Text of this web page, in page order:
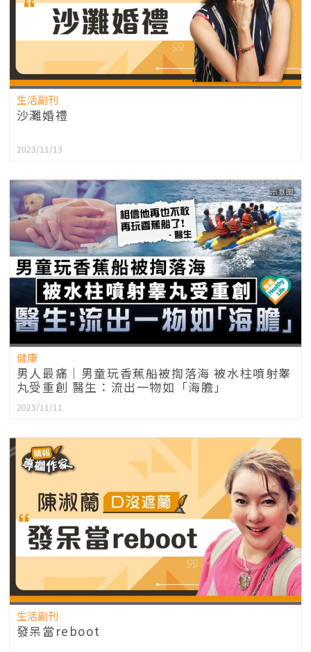
生活副刊
沙灘婚禮
2023/11/13
健康
男人最痛｜男童玩香蕉船被揈落海 被水柱噴射睾
丸受重創 醫生：流出一物如「海膽」
2023/11/11
生活副刊
發呆當reboot